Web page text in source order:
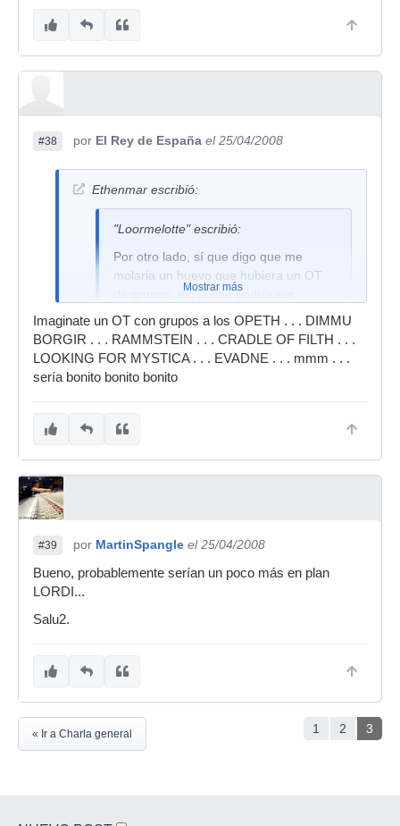
#38 por El Rey de España el 25/04/2008
Ethenmar escribió:
"Loormelotte" escribió:
Por otro lado, sí que digo que me
molaria un huevo que hubiera un OT
de grupos, esi sí que podría ser
divertido de la hostia . . .
Calla collons!
quiero que me hierva la bilis
Mostrar más
Imaginate un OT con grupos a los OPETH . . . DIMMU
BORGIR . . . RAMMSTEIN . . . CRADLE OF FILTH . . .
LOOKING FOR MYSTICA . . . EVADNE . . . mmm . . .
sería bonito bonito bonito
#39 por MartinSpangle el 25/04/2008
Bueno, probablemente serían un poco más en plan
LORDI...
Salu2.
1 2 3
« Ir a Charla general